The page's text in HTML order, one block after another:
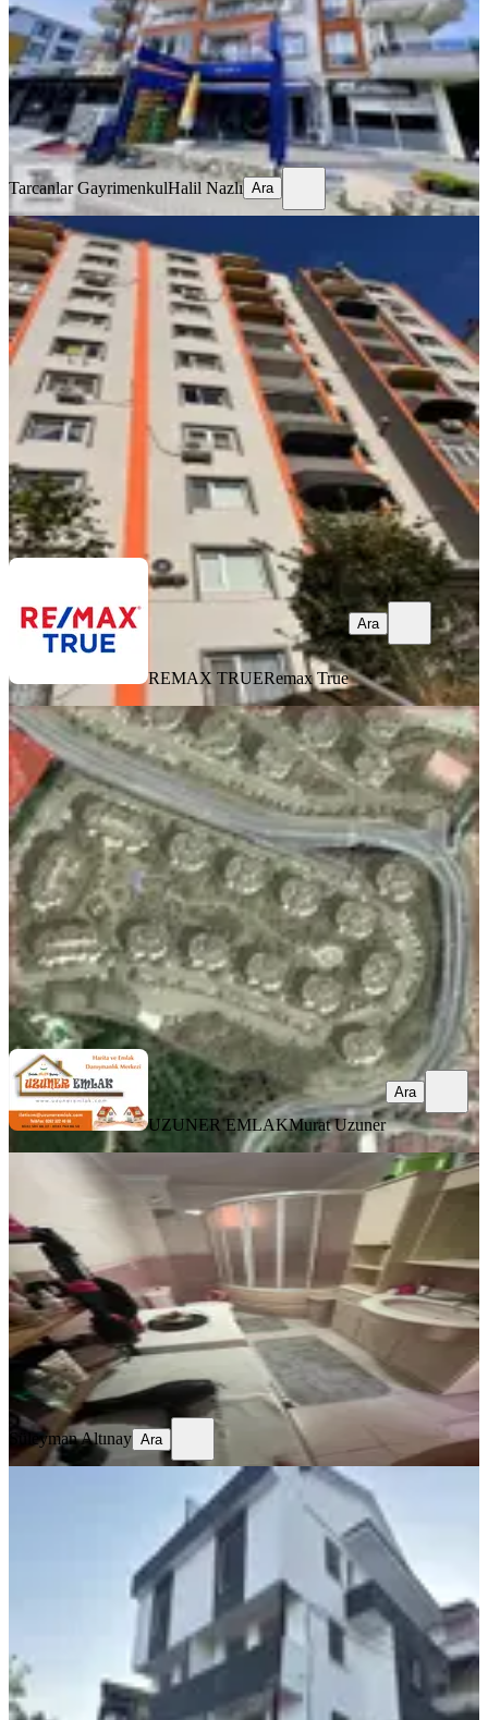
2+1·115 m²·2. Kat·05.08.2026
5.500.000 ₺
Tarcanlar GayrimenkulHalil Nazlı
Ara
Tarcanlar GayrimenkulHalil Nazlı Ara
YENİ
İzmit Akçakoca Mahde Eşyalı 2+1
Satılık Daire
İzmit, Akçakoca Mahallesi
·90 m²· 3. Kat·05.08.2026
3.700.000 ₺
REMAX TRUE Remax True
Ara
REMAX TRUERemax True
Ara
YENİ
Kocaeli İzmit Kent Konut 2. Etap E
11 Blok 7 7. Kat Satılık 3.300.000 Tl
İzmit, 28 Haziran Mahallesi
2+1
·85 m²·7. Kat·05.08.2026
3.300.000 ₺
UZUNER EMLAKMurat Uzuner
Ara
UZUNER EMLAKMurat Uzuner
Ara
İzmit, Cedit Mahallesi
2+1· 95 m²· 3. Kat 05.08.2026
1.750.000 ₺1.800.000 ₺
Süleyman Altınay
Ara
Süleyman Altınay Ara
İzmit Merkezde Deniz Manzaralı Sıfır
2+1 Arakat Daire
İzmit, Zabıtan Mahallesi
2+1
· 2. Kat ·05.08.2026
3.700.000 ₺